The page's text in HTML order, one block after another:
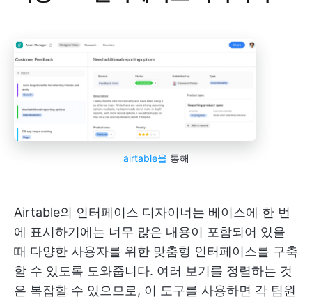
airtable을 통해
Airtable의 인터페이스 디자이너는 베이스에 한 번
에 표시하기에는 너무 많은 내용이 포함되어 있을
때 다양한 사용자를 위한 맞춤형 인터페이스를 구축
할 수 있도록 도와줍니다. 여러 보기를 정렬하는 것
은 복잡할 수 있으므로, 이 도구를 사용하면 각 팀원